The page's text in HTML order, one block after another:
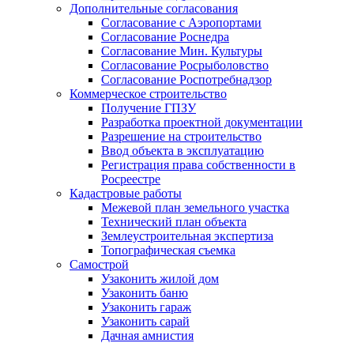
Дополнительные согласования
Согласование с Аэропортами
Согласование Роснедра
Согласование Мин. Культуры
Согласование Росрыболовство
Согласование Роспотребнадзор
Коммерческое строительство
Получение ГПЗУ
Разработка проектной документации
Разрешение на строительство
Ввод объекта в эксплуатацию
Регистрация права собственности в
Росреестре
Кадастровые работы
Межевой план земельного участка
Технический план объекта
Землеустроительная экспертиза
Топографическая съемка
Самострой
Узаконить жилой дом
Узаконить баню
Узаконить гараж
Узаконить сарай
Дачная амнистия